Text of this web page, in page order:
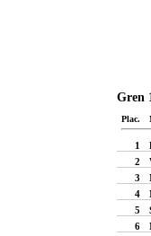
Gren
Plac.
1
2
3
4
5
6